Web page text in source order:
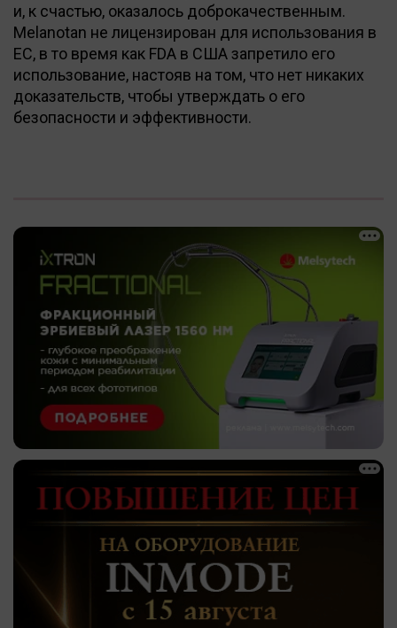
и, к счастью, оказалось доброкачественным.
Melanotan не лицензирован для использования в
ЕС, в то время как FDA в США запретило его
использование, настояв на том, что нет никаких
доказательств, чтобы утверждать о его
безопасности и эффективности.